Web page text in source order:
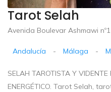
Tarot Selah
Avenida Boulevar Ashmawi nº1
Andalucía - Málaga -
SELAH TAROTISTA Y
ENERGÉTICO. Tarot Selah,